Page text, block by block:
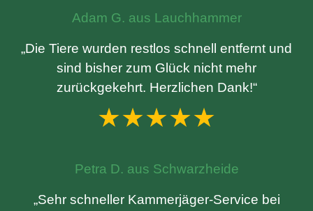
Adam G. aus Lauchhammer
„Die Tiere wurden restlos schnell entfernt und
sind bisher zum Glück nicht mehr
zurückgekehrt. Herzlichen Dank!“
★★★★★
Petra D. aus Schwarzheide
„Sehr schneller Kammerjäger-Service bei